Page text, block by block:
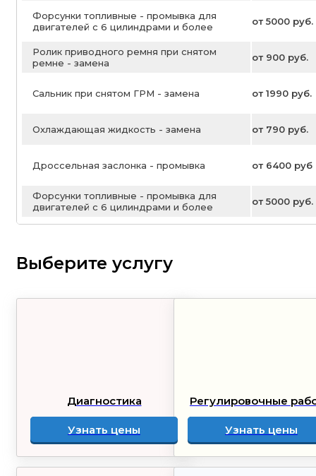
Форсунки топливные - промывка для
двигателей с 6 цилиндрами и более
от 5000 руб.
Ролик приводного ремня при снятом
ремне - замена
от 900 руб.
Сальник при снятом ГРМ - замена от 1990 руб.
Охлаждающая жидкость - замена от 790 руб.
Дроссельная заслонка - промывка от 6400 руб
Форсунки топливные - промывка для
двигателей с 6 цилиндрами и более
от 5000 руб.
Выберите услугу
Диагностика
Узнать цены
Регулировочные
Узнать цены